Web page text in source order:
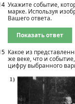
Укажите событие,
марке. Используя
Вашего ответа.
Показать ответ
Какое из
же веке, что и
цифру выбранного